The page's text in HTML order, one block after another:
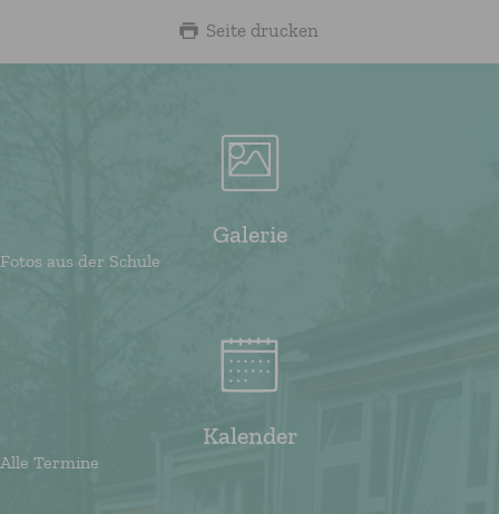
Seite drucken
Galerie
Fotos aus der Schule
Kalender
Alle Termine